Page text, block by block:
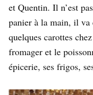
et Quentin. Il n’est
panier à la main, il va
quelques carottes
fromager et le
épicerie, ses frigos,